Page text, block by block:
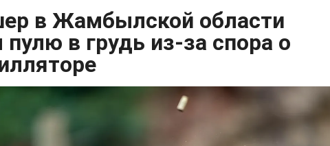
в Жамбылской области
пулю в грудь из-за спора о